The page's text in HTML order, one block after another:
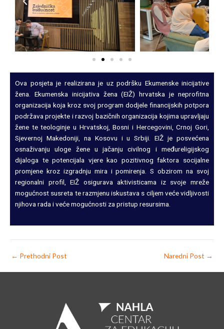
r
e
v
i
e
x
t
Ova posjeta je realizirana je uz podršku Ekumenske inicijative
žena. Ekumenska inicijativa žena (EIŽ) hrvatska je neprofitna
organizacija koja kroz svoj program dodjele financijskih potpora
podržava projekte i razvoj bazičnih organizacija kojima upravljaju
žene te teologinje u Hrvatskoj, Bosni i Hercegovini, Crnoj Gori,
Sjevernoj Makedoniji, na Kosovu i u Srbiji. EIŽ je posvećena
osnaživanju uloge žene u jačanju civilnog i međureligijskog
dijaloga te potencijala vjere kao pozitivnog faktora socijalne
promjene kroz izgradnju mira i pomirenja. S obzirom na svoj
regionalni profil, EIŽ osigurava aktivisticama iz svoje mreže
mogućnost susreta te razmjenu iskustava s ciljem veće vidljivosti
njihova rada i veće mogućnosti za pristup resursima.
← Prethodni Post Naredni Post →